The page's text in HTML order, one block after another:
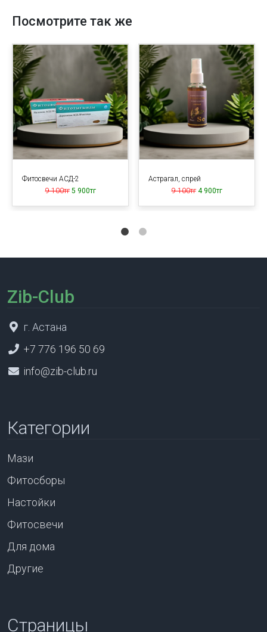
Посмотрите так же
Фитосвечи АСД-2
9 100тг 5 900тг
Астрагал, спрей
9 100тг 4 900тг
Zib-Club
г. Астана
+7 776 196 50 69
info@zib-club.ru
Категории
Мази
Фитосборы
Настойки
Фитосвечи
Для дома
Другие
Страницы